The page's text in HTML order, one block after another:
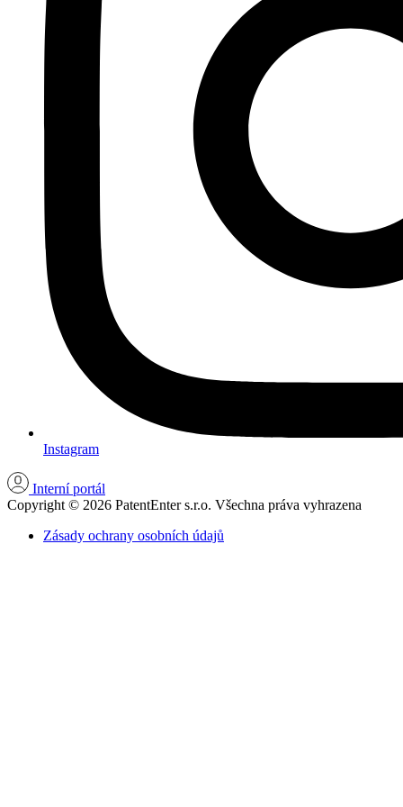
Instagram
Interní portál
Copyright © 2026 PatentEnter s.r.o. Všechna práva vyhrazena
Zásady ochrany osobních údajů